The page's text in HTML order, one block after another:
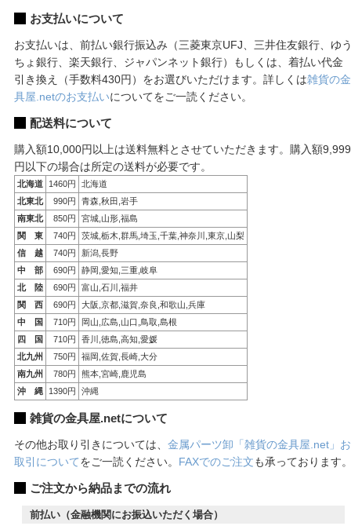
お支払いについて
お支払いは、前払い銀行振込み（三菱東京UFJ、三井住友銀行、ゆ
ちょ銀行、楽天銀行、ジャパンネット銀行）もしくは、着払い代金
引き換え（手数料430円）をお選びいただけます。詳しくは雑貨の金
具屋.netのお支払いについてをご一読ください。
配送料について
購入額10,000円以上は送料無料とさせていただきます。購入額9,999
円以下の場合は所定の送料が必要です。
北海道 1460円
北海道
北東北
990円
青森,秋田,岩手
南東北
850円
宮城,山形,福島
関 東
740円
茨城,栃木,群馬,埼玉,千葉,神奈川,東京,山梨
信 越
740円
新潟,長野
中 部
690円
静岡,愛知,三重,岐阜
北 陸
690円
富山,石川,福井
関 西
690円
大阪,京都,滋賀,奈良,和歌山,兵庫
中 国
710円
岡山,広島,山口,鳥取,島根
四 国
710円
香川,徳島,高知,愛媛
北九州
750円
福岡,佐賀,長崎,大分
南九州
780円
熊本,宮崎,鹿児島
沖 縄
1390円 沖縄
雑貨の金具屋.netについて
その他お取り引きについては、 金属パーツ卸「雑貨の金具屋.net」お
取引についてをご一読ください。 FAXでのご注文も承っております
ご注文から納品までの流れ
前払い（金融機関にお振込いただく場合）